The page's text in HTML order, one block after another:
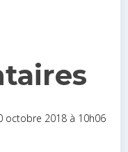
octobre 2018 à 10h06